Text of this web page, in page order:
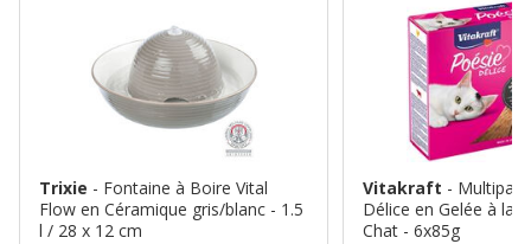
Trixie - Fontaine à Boire Vital
Flow en Céramique gris/blanc - 1.5
l / 28 x 12 cm
Vitakraft -
Délice en Gelée à la
Chat - 6x85g